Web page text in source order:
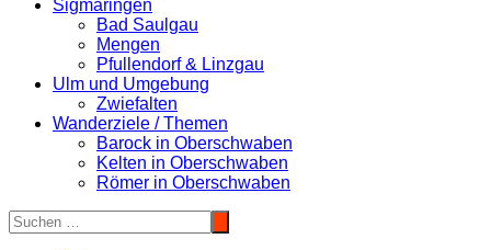
Sigmaringen
Bad Saulgau
Mengen
Pfullendorf & Linzgau
Ulm und Umgebung
Zwiefalten
Wanderziele / Themen
Barock in Oberschwaben
Kelten in Oberschwaben
Römer in Oberschwaben